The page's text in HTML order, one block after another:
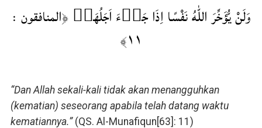
وَلَنْ يُّؤَخِّرَ اللّٰهُ نَفْسًا اِذَا جَاۤءَ اَجَلُهَاࣖ ﴿المنافقون :
۱۱﴾
“Dan Allah sekali-kali tidak akan menangguhkan
(kematian) seseorang apabila telah datang waktu
kematiannya.”(QS. Al-Munafiqun[63]: 11)